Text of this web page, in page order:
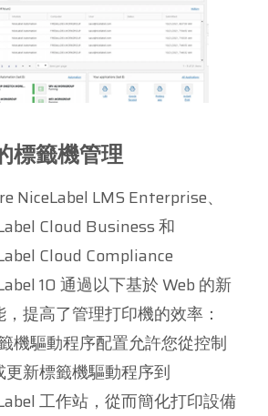
標籤機管理
NiceLabel LMS Enterprise、
Cloud Business 和
Cloud Compliance
10 通過以下基於 Web 的新
提高了管理打印機的效率：
機驅動程序配置允許您從控制
新標籤機驅動程序到
工作站，從而簡化打印設備